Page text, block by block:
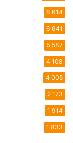
8 614
6 641
5 587
4 108
4 005
2 173
1 914
1 833